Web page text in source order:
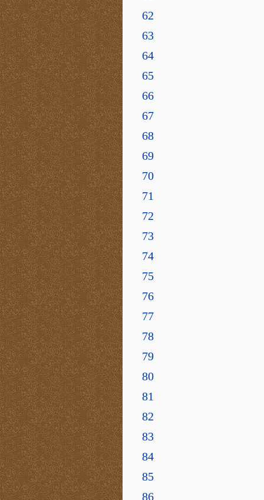
62
63
64
65
66
67
68
69
70
71
72
73
74
75
76
77
78
79
80
81
82
83
84
85
86